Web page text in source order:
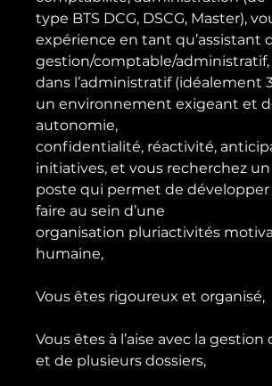
type BTS DCG, DSCG, Master),
expérience en tant qu’assistant
gestion/comptable/
dans l’administratif (idéalement
un environnement exigeant et
autonomie,
confidentialité, réactivité,
initiatives, et vous recherchez un
poste qui permet de développer
faire au sein d’une
organisation pluriactivités
humaine,
Vous êtes rigoureux et organisé,
Vous êtes à l’aise avec la
et de plusieurs dossiers,